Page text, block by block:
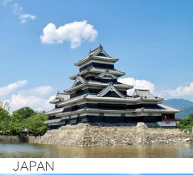
JAPAN